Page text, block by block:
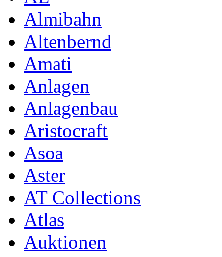
Almibahn
Altenbernd
Amati
Anlagen
Anlagenbau
Aristocraft
Asoa
Aster
AT Collections
Atlas
Auktionen